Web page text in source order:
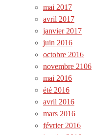
mai 2017
avril 2017
janvier 2017
juin 2016
octobre 2016
novembre 2106
mai 2016
été 2016
avril 2016
mars 2016
février 2016